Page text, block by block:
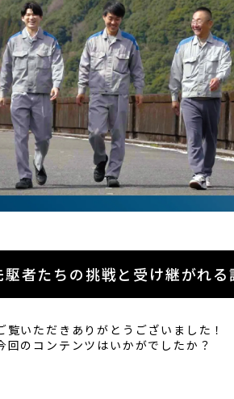
駆者たちの挑戦と受け継がれる
覧いただきありがとうございました！
回のコンテンツはいかがでしたか？